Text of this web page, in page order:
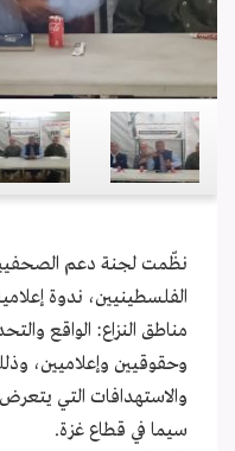
نظّمت لجنة دعم
الفلسطينيين، ندوة
مناطق النزاع: الواقع
وحقوقيين وإعلاميين،
والاستهدافات التي
سيما في قطاع غزة.